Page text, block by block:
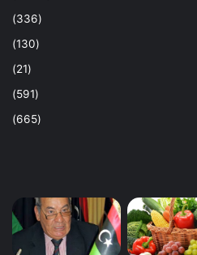
(336)
(130)
(21)
(591)
(665)